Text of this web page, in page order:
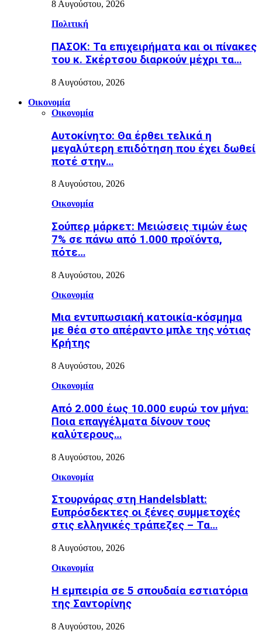
8 Αυγούστου, 2026
Πολιτική
ΠΑΣΟΚ: Τα επιχειρήματα και οι πίνακες
του κ. Σκέρτσου διαρκούν μέχρι τα…
8 Αυγούστου, 2026
Οικονομία
Οικονομία
Αυτοκίνητο: Θα έρθει τελικά η
μεγαλύτερη επιδότηση που έχει δωθεί
ποτέ στην…
8 Αυγούστου, 2026
Οικονομία
Σούπερ μάρκετ: Μειώσεις τιμών έως
7% σε πάνω από 1.000 προϊόντα,
πότε…
8 Αυγούστου, 2026
Οικονομία
Μια εντυπωσιακή κατοικία-κόσμημα
με θέα στο απέραντο μπλε της νότιας
Κρήτης
8 Αυγούστου, 2026
Οικονομία
Από 2.000 έως 10.000 ευρώ τον μήνα:
Ποια επαγγέλματα δίνουν τους
καλύτερους…
8 Αυγούστου, 2026
Οικονομία
Στουρνάρας στη Handelsblatt:
Ευπρόσδεκτες οι ξένες συμμετοχές
στις ελληνικές τράπεζες – Τα…
8 Αυγούστου, 2026
Οικονομία
Η εμπειρία σε 5 σπουδαία εστιατόρια
της Σαντορίνης
8 Αυγούστου, 2026